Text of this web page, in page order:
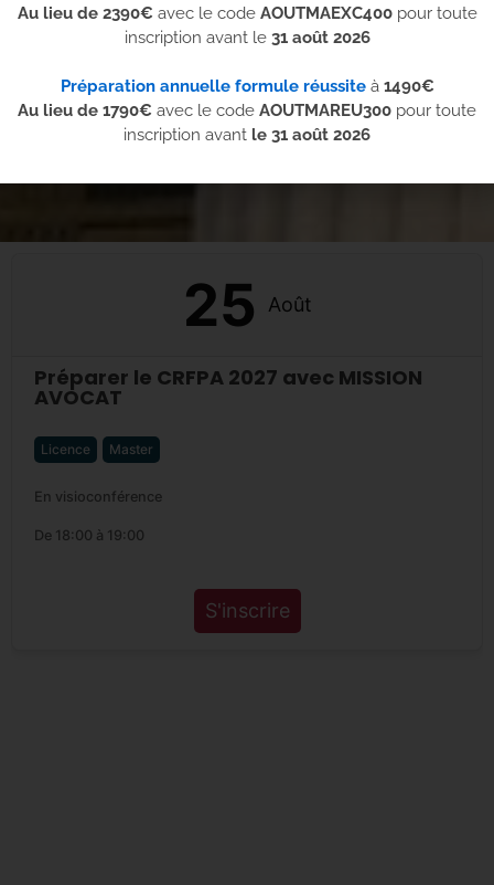
25 Août
Préparer le CRFPA 2027 avec MISSION
AVOCAT
Licence Master
En visioconférence
De 18:00 à 19:00
S'inscrire
Au lieu de 2390€ avec le code AOUTMAEXC400 pour toute
inscription avant le 31 août 2026
Préparation annuelle formule réussiteà 1490€
Au lieu de 1790€ avec le code AOUTMAREU300 pour toute
inscription avant le 31 août 2026